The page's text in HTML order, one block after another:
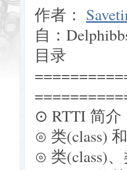
作者：
自：
目录
⊙ RTTI 简介
⊙ 类(class)
⊙ 类(class)